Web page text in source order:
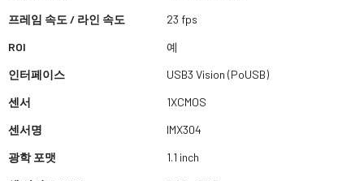
프레임 속도 / 라인 속도
23 fps
ROI
예
인터페이스
USB3 Vision (PoUSB)
센서
1XCMOS
센서명
IMX304
광학 포맷
1.1 inch